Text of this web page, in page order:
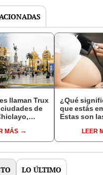
llaman Trux
de
MÁS
¿Qué
que estás
Estas son
comunes
LEER
LO ÚLTIMO